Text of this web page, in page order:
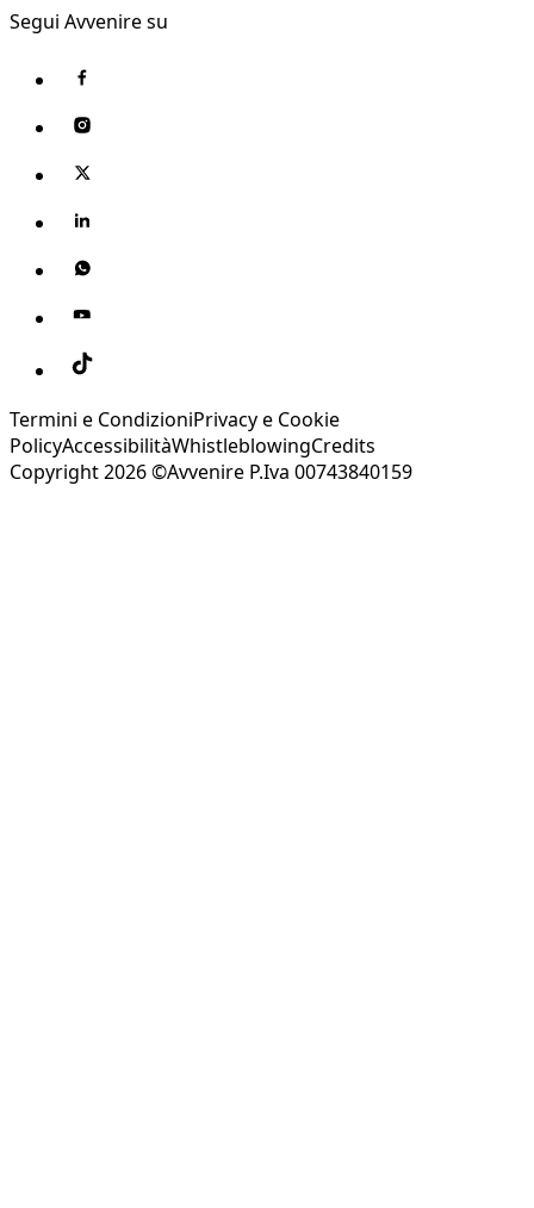
Segui Avvenire su
Termini e CondizioniPrivacy e Cookie
PolicyAccessibilitàWhistleblowingCredits
Copyright 2026 ©Avvenire P.Iva 00743840159